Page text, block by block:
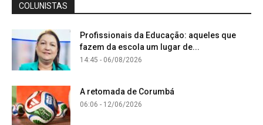
COLUNISTAS
Profissionais da Educação: aqueles que
fazem da escola um lugar de...
14:45 - 06/08/2026
A retomada de Corumbá
06:06 - 12/06/2026